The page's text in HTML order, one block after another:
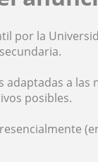
por la
adaptadas a
posibles.